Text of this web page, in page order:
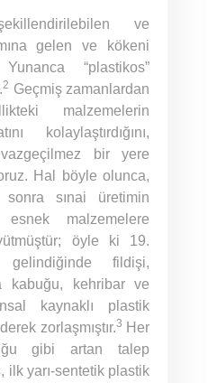
ve
gelen ve kökeni
“plastikos”
2 Geçmiş zamanlardan
malzemelerin
kolaylaştırdığını,
bir yere
Hal böyle olunca,
sınai üretimin
esnek malzemelere
öyle ki 19.
gelindiğinde fildişi,
kabuğu, kehribar ve
kaynaklı plastik
zorlaşmıştır.3 Her
gibi artan talep
ilk yarı-sentetik plastik